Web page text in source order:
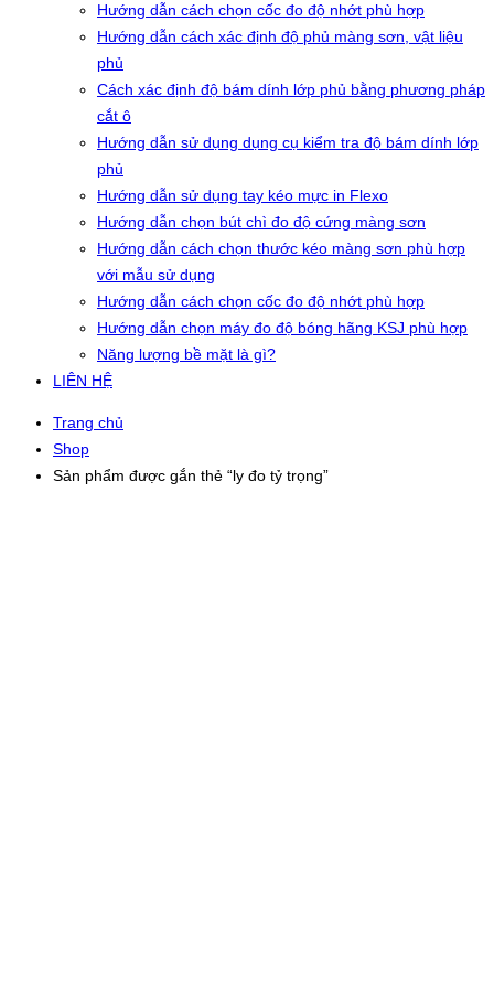
Hướng dẫn cách chọn cốc đo độ nhớt phù hợp
Hướng dẫn cách xác định độ phủ màng sơn, vật liệu
phủ
Cách xác định độ bám dính lớp phủ bằng phương pháp
cắt ô
Hướng dẫn sử dụng dụng cụ kiểm tra độ bám dính lớp
phủ
Hướng dẫn sử dụng tay kéo mực in Flexo
Hướng dẫn chọn bút chì đo độ cứng màng sơn
Hướng dẫn cách chọn thước kéo màng sơn phù hợp
với mẫu sử dụng
Hướng dẫn cách chọn cốc đo độ nhớt phù hợp
Hướng dẫn chọn máy đo độ bóng hãng KSJ phù hợp
Năng lượng bề mặt là gì?
LIÊN HỆ
Trang chủ
Shop
Sản phẩm được gắn thẻ “ly đo tỷ trọng”